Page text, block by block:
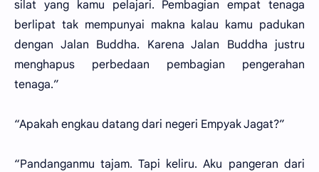
silat yang kamu pelajari. Pembagian empat tenaga
berlipat tak mempunyai makna kalau kamu padukan
dengan Jalan Buddha. Karena Jalan Buddha justru
menghapus perbedaan pembagian pengerahan
tenaga.”
“Apakah engkau datang dari negeri Empyak Jagat?”
“Pandanganmu tajam. Tapi keliru. Aku pangeran dari